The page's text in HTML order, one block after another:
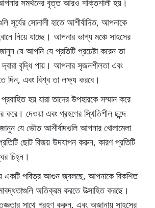
সমর্থনের বৃত্ত আরও শক্তিশালী হয়।
সূর্যের সোনালী হাতে আশীর্বাদিত, আপনাকে
নিয়ে যাচ্ছে। আপনার ভাগ্য মঞ্চে সাহসের
যে আপনি যে প্রতিটি প্রচেষ্টা করেন তা
বৃদ্ধি পায়। আপনার সৃজনশীলতা এবং
দিন, এবং বিশ্ব তা লক্ষ্য করবে।
হয় যারা তাদের উপহারকে সম্মান করে
করে। দেওয়া এবং গ্রহণের স্থিতিশীল ছন্দে
যে ভৌত আশীর্বাদগুলি আপনার খোলামেলা
ছোট বিজয় উদযাপন করুন, কারণ প্রতিটি
চিহ্ন।
একটি পবিত্র আগুন জ্বলছে, আপনাকে বিকশিত
অতিক্রম করতে উত্সাহিত করছে।
সাথে গ্রহণ করুন, এবং অজানায় সাহসের